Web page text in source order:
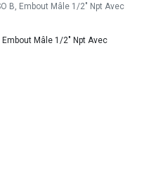
B, Embout Mâle 1/2" Npt Avec